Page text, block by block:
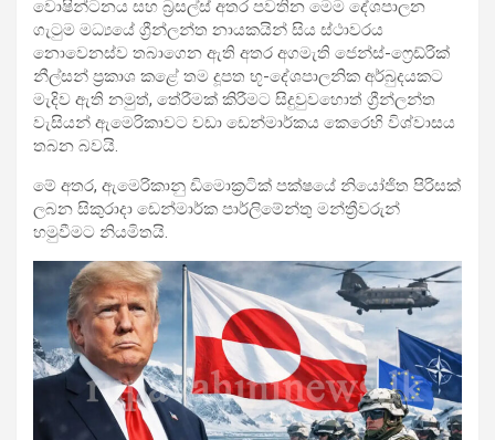
වොෂින්ටනය සහ බ්‍රසල්ස් අතර පවතින මෙම දේශපාලන
ගැටුම මධ්‍යයේ ග්‍රීන්ලන්ත නායකයින් සිය ස්ථාවරය
නොවෙනස්ව තබාගෙන ඇති අතර අගමැති ජෙන්ස්-ෆ්‍රෙඩ්රික්
නීල්සන් ප්‍රකාශ කළේ තම දූපත භූ-දේශපාලනික අර්බුදයකට
මැදිව ඇති නමුත්, තේරීමක් කිරීමට සිදුවුවහොත් ග්‍රීන්ලන්ත
වැසියන් ඇ‍මෙරිකාවට වඩා ඩෙන්මාර්කය කෙරෙහි විශ්වාසය
තබන බවයි.
මේ අතර, ඇමෙරිකානු ඩිමොක්‍රටික් පක්ෂයේ නියෝජිත පිරිසක්
ලබන සිකුරාදා ඩෙන්මාර්ක පාර්ලිමේන්තු මන්ත්‍රීවරුන්
හමුවීමට නියමිතයි.